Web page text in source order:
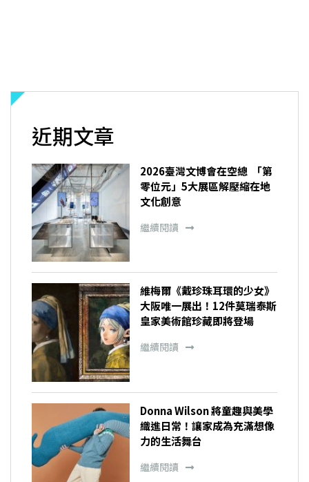
近期文章
2026臺灣文博會在空總 「第
零位元」5大展區解壓縮在地
文化創意
繼續閱讀
維梅爾《戴珍珠耳環的少女》
大阪唯一展出！12件莫瑞泰斯
皇家美術館珍藏即將登場
繼續閱讀
Donna Wilson 將童趣與美學
織進日常！讓家成為充滿想像
力的生活舞台
繼續閱讀